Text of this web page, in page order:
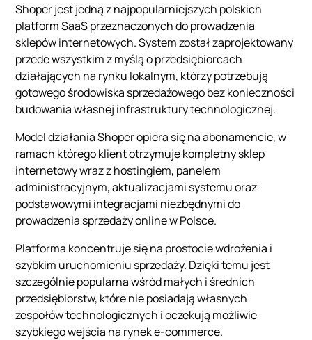
Shoper jest jedną z najpopularniejszych polskich
platform SaaS przeznaczonych do prowadzenia
sklepów internetowych. System został zaprojektowany
przede wszystkim z myślą o przedsiębiorcach
działających na rynku lokalnym, którzy potrzebują
gotowego środowiska sprzedażowego bez konieczności
budowania własnej infrastruktury technologicznej.
Model działania Shoper opiera się na abonamencie, w
ramach którego klient otrzymuje kompletny sklep
internetowy wraz z hostingiem, panelem
administracyjnym, aktualizacjami systemu oraz
podstawowymi integracjami niezbędnymi do
prowadzenia sprzedaży online w Polsce.
Platforma koncentruje się na prostocie wdrożenia i
szybkim uruchomieniu sprzedaży. Dzięki temu jest
szczególnie popularna wśród małych i średnich
przedsiębiorstw, które nie posiadają własnych
zespołów technologicznych i oczekują możliwie
szybkiego wejścia na rynek e-commerce.